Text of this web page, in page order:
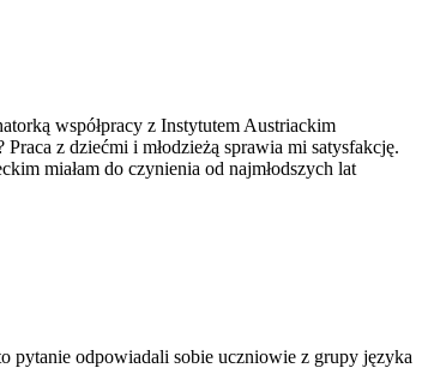
współpracy z Instytutem Austriackim
z dziećmi i młodzieżą sprawia mi satysfakcję.
miałam do czynienia od najmłodszych lat
pytanie odpowiadali sobie uczniowie z grupy języka